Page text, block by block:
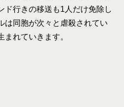
ド行きの移送も1人だけ免除し
は同胞が次々と虐殺されてい
れていきます。